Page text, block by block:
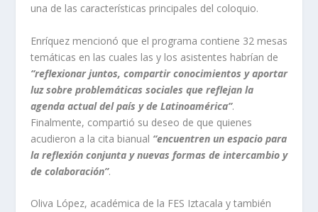
una de las características principales del coloquio.
Enríquez mencionó que el programa contiene 32 mesas
temáticas en las cuales las y los asistentes habrían de
“reflexionar juntos, compartir conocimientos y aportar
luz sobre problemáticas sociales que reflejan la
agenda actual del país y de Latinoamérica”.
Finalmente, compartió su deseo de que quienes
acudieron a la cita bianual “encuentren un espacio para
la reflexión conjunta y nuevas formas de intercambio y
de colaboración”.
Oliva López, académica de la FES Iztacala y también